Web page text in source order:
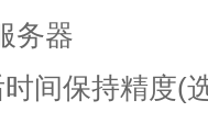
务器
间保持精度(